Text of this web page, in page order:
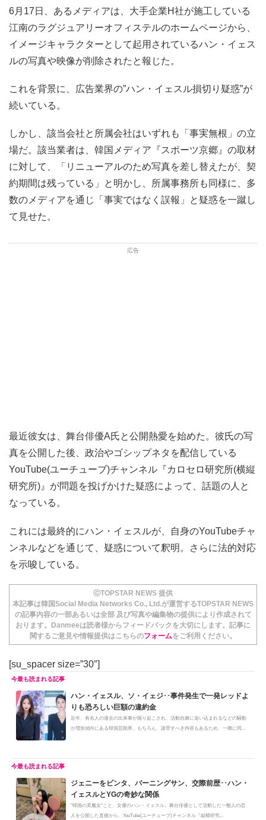
6月17日、あるメディアは、大手企業H社が施工している
江南のラグジュアリーオフィステルのホームページから、
イメージキャラクターとして起用されているハン・イェス
ルの写真や映像が削除されたと報じた。
これを背景に、広告業界の”ハン・イェスル損切り疑惑”が
続いている。
しかし、該当会社と所属会社はいずれも「事実無根」の立
場だ。該当業者は、韓国メディア『スポーツ京郷』の取材
に対して、「リニューアルのため写真を差し替えたが、契
約期間は残っている」と明かし、所属事務所も同様に、多
数のメディアを通じ「事実ではなく誤報」と疑惑を一蹴し
て見せた。
最近彼女は、舞台俳優A氏と公開熱愛を始めた。彼氏の写
真を公開した後、政治やゴシップネタを配信している
YouTube(ユーチューブ)チャンネル『カロセロ研究所(横縦
研究所)』が問題を投げかけた疑惑によって、話題の人と
なっている。
これには最終的にハン・イェスルが、自身のYouTubeチャ
ンネルなどを通じて、疑惑について釈明。さらに法的対応
を示唆している。
ⓒTOPSTAR NEWS 提供
本記事は韓国Social Media Networks Co., Ltd.が運営するTOPSTAR NEWS
の記事内容の一部あるいは全部 及び写真や編集物の提供により作成されて
おります。Danmeeは読者様からフィードバックを大切にします。記事に
関するご意見や情報提供はこちらのフォームをご利用ください。
[su_spacer size=”30″]
ハン・イェスル、ソ・イェジ･･事件発生で一発レッドよ
りも恐ろしい巨額の違約金
近年、有名人の過去の出来事が掘り起こされ、活動自粛に追い込まれるなどの騒動
が増加傾向にある韓国芸能界。もちろん、謝罪すべき内容もあるため、一概に同...
ジェニーをビンタ、バーニングサン、交際前歴･･ハン・
イェスルとYGの奇妙な関係
"韓国の美魔女"こと、女優のハン・イェスル。舞台俳優として活動した一般人の恋
人を公開した直後から、YouTube(ユーチューブ)チャンネル『縦横研究...